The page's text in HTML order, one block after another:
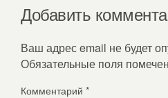
Добавить
Ваш адрес email не будет
Обязательные поля
Комментарий *